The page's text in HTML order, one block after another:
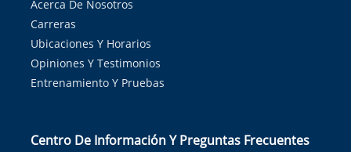
Acerca De Nosotros
Carreras
Ubicaciones Y Horarios
Opiniones Y Testimonios
Entrenamiento Y Pruebas
Centro De Información Y Preguntas Frecuentes